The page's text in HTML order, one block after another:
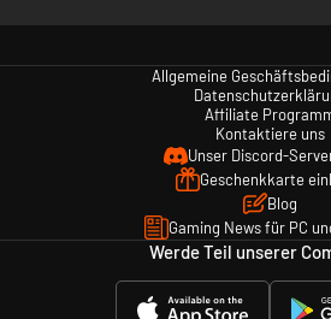
Allgemeine
Affiliate
Kontaktiere uns
Unser Discord-
Geschenkkarte
Blog
Gaming News für PC
Werde Teil unserer